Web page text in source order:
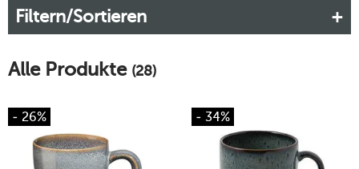
passen.
Mehr erfahren!
Filtern/Sortieren
Alle Produkte (28)
- 26% - 34%